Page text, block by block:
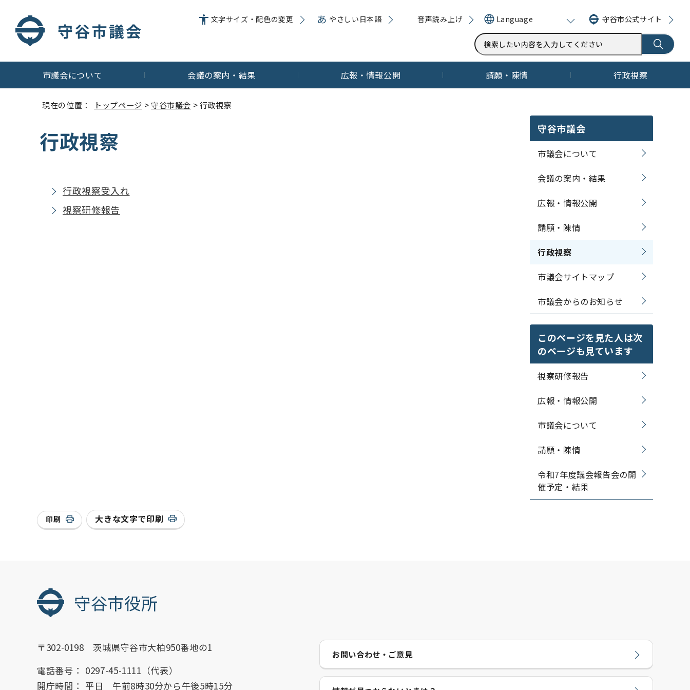
文字サイズ・配色の変更 やさしい日本語 音声読み上げ Language 守谷市公式サイト
市議会について 会議の案内・結果 広報・情報公開 請願・陳情 行政視察
現在の位置： トップページ >守谷市議会 > 行政視察
行政視察
行政視察受入れ
視察研修報告
守谷市議会
市議会について
会議の案内・結果
広報・情報公開
請願・陳情
行政視察
市議会サイトマップ
市議会からのお知らせ
このページを見た人は次
のページも見ています
視察研修報告
広報・情報公開
市議会について
請願・陳情
令和7年度議会報告会の開
催予定・結果
印刷 大きな文字で印刷
守谷市役所
〒302-0198 茨城県守谷市大柏950番地の1
電話番号： 0297-45-1111（代表）
開庁時間： 平日 午前8時30分から午後5時15分
お問い合わせ・ご意見